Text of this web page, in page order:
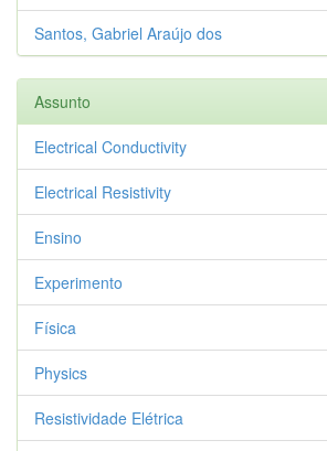
Santos, Gabriel Araújo dos
Assunto
Electrical Conductivity
Electrical Resistivity
Ensino
Experimento
Física
Physics
Resistividade Elétrica